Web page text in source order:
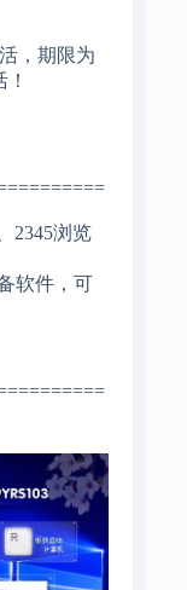
，期限为
2345浏览
软件，可